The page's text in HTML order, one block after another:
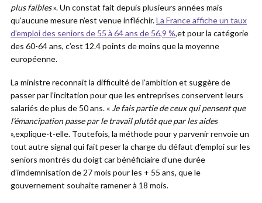
plus faibles». Un constat fait depuis plusieurs années mais
qu’aucune mesure n’est venue infléchir.La France affiche un taux
d’emploi des seniors de 55 à 64 ans de 56,9 %,et pour la catégorie
des 60-64 ans, c’est 12.4 points de moins que la moyenne
européenne.
La ministre reconnait la difficulté de l’ambition et suggère de
passer par l’incitation pour que les entreprises conservent leurs
salariés de plus de 50 ans. « Je fais partie de ceux qui pensent que
l’émancipation passe par le travail plutôt que par les aides
»,explique-t-elle. Toutefois, la méthode pour y parvenir renvoie un
tout autre signal qui fait peser la charge du défaut d’emploi sur les
seniors montrés du doigt car bénéficiaire d’une durée
d’imdemnisation de 27 mois pour les + 55 ans, que le
gouvernement souhaite ramener à 18 mois.